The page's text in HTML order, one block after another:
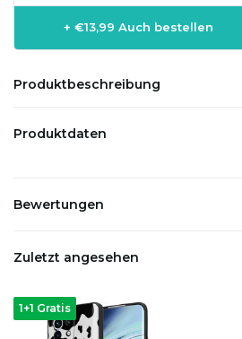
+ €13,99 Auch bestellen
Produktbeschreibung
Produktdaten
Bewertungen
Zuletzt angesehen
1+1 Gratis